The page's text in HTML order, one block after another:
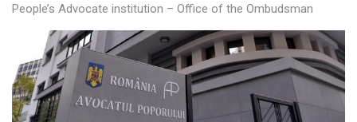
People’s Advocate institution – Office of the Ombudsman